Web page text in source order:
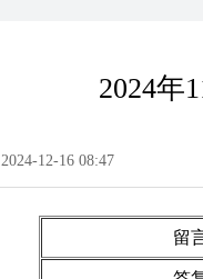
2024年
2024-12-16 08:47
留